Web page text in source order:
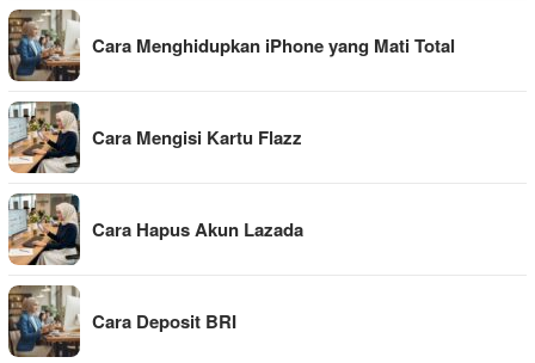
Cara Menghidupkan iPhone yang Mati Total
Cara Mengisi Kartu Flazz
Cara Hapus Akun Lazada
Cara Deposit BRI